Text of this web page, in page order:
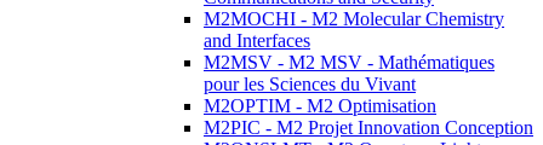
M2MOCHI - M2 Molecular Chemistry
and Interfaces
M2MSV - M2 MSV - Mathématiques
pour les Sciences du Vivant
M2OPTIM - M2 Optimisation
M2PIC - M2 Projet Innovation Conception